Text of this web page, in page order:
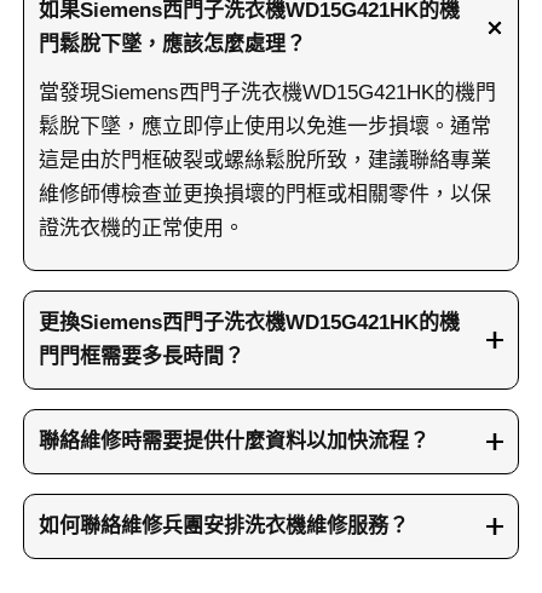
如果Siemens西門子洗衣機WD15G421HK的機
門鬆脫下墜，應該怎麼處理？
當發現Siemens西門子洗衣機WD15G421HK的機門
鬆脫下墜，應立即停止使用以免進一步損壞。通常
這是由於門框破裂或螺絲鬆脫所致，建議聯絡專業
維修師傅檢查並更換損壞的門框或相關零件，以保
證洗衣機的正常使用。
更換Siemens西門子洗衣機WD15G421HK的機
門門框需要多長時間？
更換Siemens西門子洗衣機WD15G421HK的機門門
框過程通常需要約1至2小時，視乎損壞程度及現場
情況而定。維修師傅會先拆卸舊門框，再安裝新門
修完成後還會檢查機門運作是否正常。
聯絡維修時需要提供什麼資料以加快流程？
聯絡維修時，請提供洗衣機的品牌名稱及型號，例
如Siemens西門子，並描述清楚機門鬆脫的情況。
建議拍攝損壞部位的圖片或短片，以便師傅更準確
如何聯絡維修兵團安排洗衣機維修服務？